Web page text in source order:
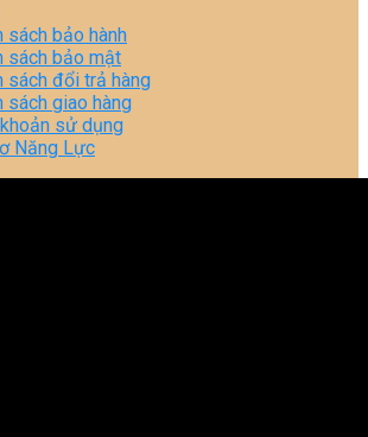
sách bảo hành
sách bảo mật
sách đổi trả hàng
sách giao hàng
sử dụng
Năng Lực